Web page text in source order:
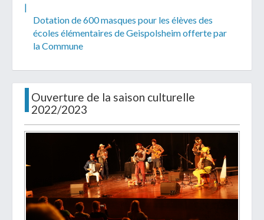
|
Dotation de 600 masques pour les élèves des
écoles élémentaires de Geispolsheim offerte par
la Commune
Ouverture de la saison culturelle
2022/2023